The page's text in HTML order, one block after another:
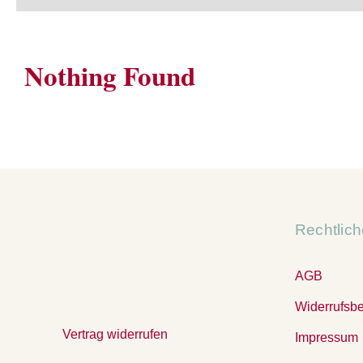
Nothing Found
Vertrag widerrufen
AGB
Impressum